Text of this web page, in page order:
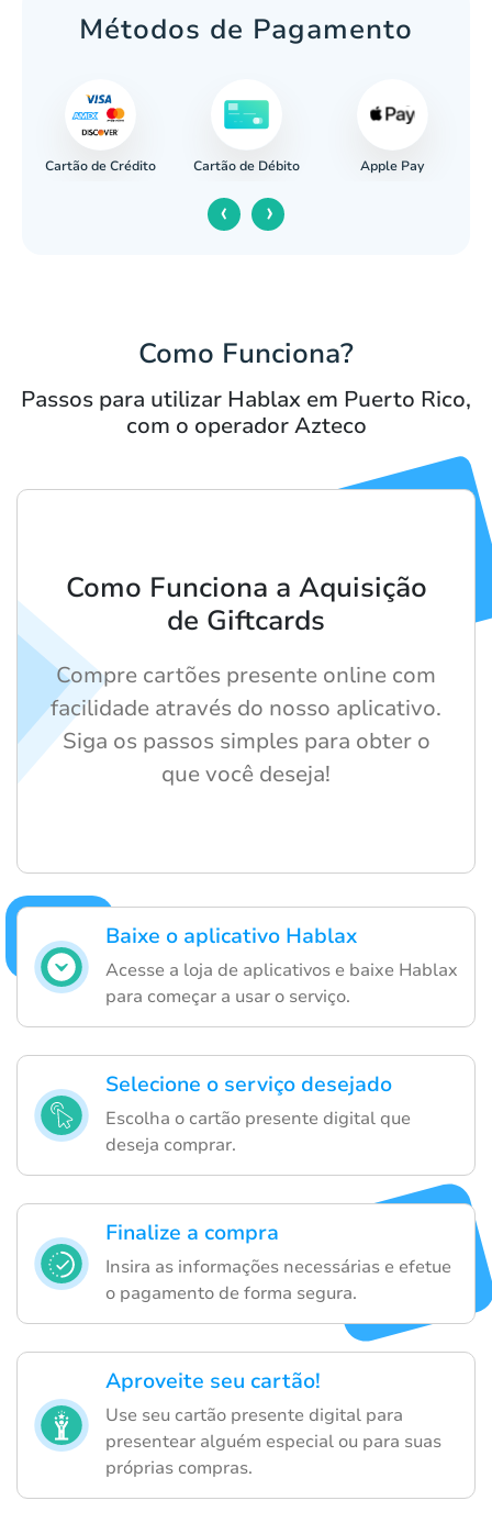
Métodos de Pagamento
Cartão de Crédito Cartão de Débito Apple Pay
‹ ›
Como Funciona?
Passos para utilizar Hablax em Puerto Rico,
com o operador Azteco
Baixe o aplicativo Hablax
Acesse a loja de aplicativos e baixe Hablax
para começar a usar o serviço.
Selecione o serviço desejado
Escolha o cartão presente digital que
deseja comprar.
Finalize a compra
Insira as informações necessárias e efetue
o pagamento de forma segura.
Aproveite seu cartão!
Use seu cartão presente digital para
presentear alguém especial ou para suas
próprias compras.
Como Funciona a Aquisição
de Giftcards
Compre cartões presente online com
facilidade através do nosso aplicativo.
Siga os passos simples para obter o
que você deseja!